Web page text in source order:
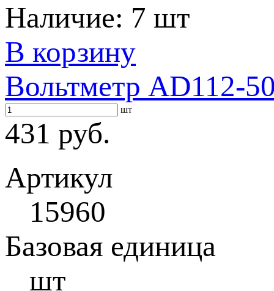
Наличие: 7 шт
В корзину
Вольтметр AD112-
шт
431 руб.
Артикул
15960
Базовая единица
шт